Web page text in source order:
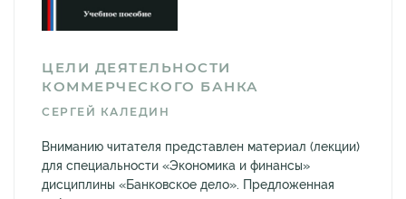
ЦЕЛИ ДЕЯТЕЛЬНОСТИ
КОММЕРЧЕСКОГО БАНКА
СЕРГЕЙ КАЛЕДИН
Вниманию читателя представлен материал (лекции)
для специальности «Экономика и финансы»
дисциплины «Банковское дело». Предложенная